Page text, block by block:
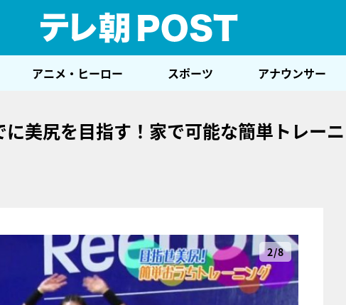
アニメ・ヒーロー スポーツ アナウンサー
美尻を目指す！家で可能な簡単トレーニ
2/8